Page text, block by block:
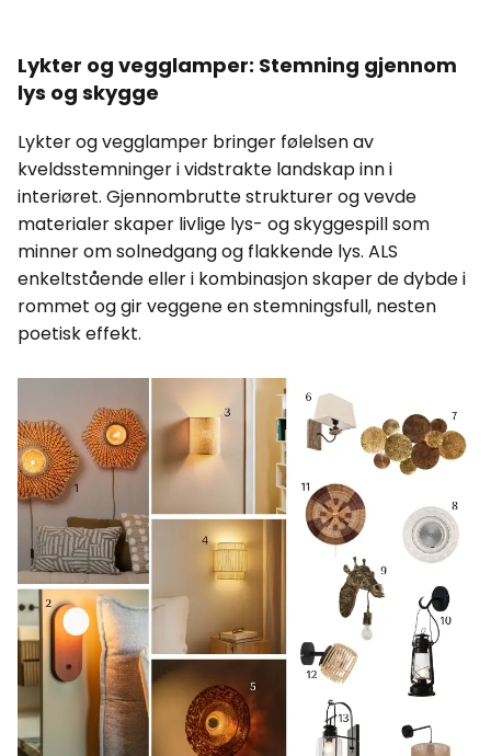
Lykter og vegglamper: Stemning gjennom
lys og skygge
Lykter og vegglamper bringer følelsen av
kveldsstemninger i vidstrakte landskap inn i
interiøret. Gjennombrutte strukturer og vevde
materialer skaper livlige lys- og skyggespill som
minner om solnedgang og flakkende lys. ALS
enkeltstående eller i kombinasjon skaper de dybde i
rommet og gir veggene en stemningsfull, nesten
poetisk effekt.